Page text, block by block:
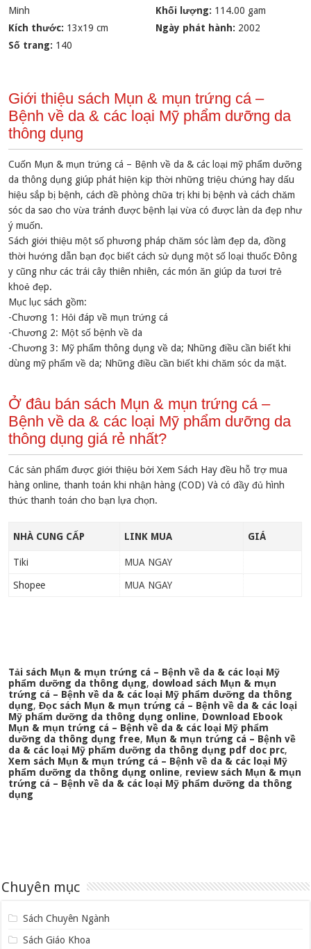
Minh
Khối lượng: 114.00 gam
Kích thước: 13x19 cm Ngày phát hành: 2002
Số trang: 140
Giới thiệu sách Mụn & mụn trứng cá –
Bệnh về da & các loại Mỹ phẩm dưỡng da
thông dụng
Cuốn Mụn & mụn trứng cá – Bệnh về da & các loại mỹ phẩm dưỡng
da thông dụng giúp phát hiện kịp thời những triệu chứng hay dấu
hiệu sắp bị bệnh, cách đề phòng chữa trị khi bị bệnh và cách chăm
sóc da sao cho vừa tránh được bệnh lại vừa có được làn da đẹp như
ý muốn.
Sách giới thiệu một số phương pháp chăm sóc làm đẹp da, đồng
thời hướng dẫn bạn đọc biết cách sử dụng một số loại thuốc Đông
y cũng như các trái cây thiên nhiên, các món ăn giúp da tươi trẻ
khoẻ đẹp.
Mục lục sách gồm:
-Chương 1: Hỏi đáp về mụn trứng cá
-Chương 2: Một số bệnh về da
-Chương 3: Mỹ phẩm thông dụng về da; Những điều cần biết khi
dùng mỹ phẩm về da; Những điều cần biết khi chăm sóc da mặt.
Ở đâu bán sách Mụn & mụn trứng cá –
Bệnh về da & các loại Mỹ phẩm dưỡng da
thông dụng giá rẻ nhất?
Các sản phẩm được giới thiệu bởi Xem Sách Hay đều hỗ trợ mua
hàng online, thanh toán khi nhận hàng (COD) Và có đầy đủ hình
thức thanh toán cho bạn lựa chọn.
NHÀ CUNG CẤP LINK MUA GIÁ
Tiki MUA NGAY
Shopee MUA NGAY
Tải sách Mụn & mụn trứng cá – Bệnh về da & các loại Mỹ
phẩm dưỡng da thông dụng, dowload sách Mụn & mụn
trứng cá – Bệnh về da & các loại Mỹ phẩm dưỡng da thông
dụng,Đọc sách Mụn & mụn trứng cá – Bệnh về da & các loại
Mỹ phẩm dưỡng da thông dụng online, Download Ebook
Mụn & mụn trứng cá – Bệnh về da & các loại Mỹ phẩm
dưỡng da thông dụng free, Mụn & mụn trứng cá – Bệnh về
da & các loại Mỹ phẩm dưỡng da thông dụng pdf doc prc,
Xem sách Mụn & mụn trứng cá – Bệnh về da & các loại Mỹ
phẩm dưỡng da thông dụng online, review sách Mụn & mụn
trứng cá – Bệnh về da & các loại Mỹ phẩm dưỡng da thông
dụng
Chuyên mục
Sách Chuyên Ngành
Sách Giáo Khoa